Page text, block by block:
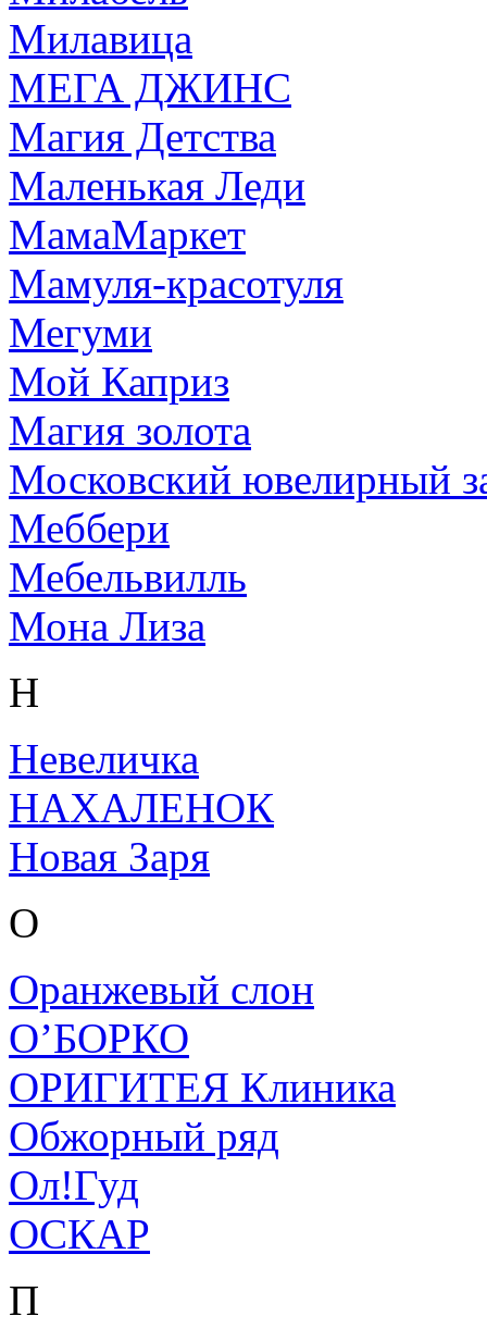
Милавица
МЕГА ДЖИНС
Магия Детства
Маленькая Леди
МамаМаркет
Мамуля-красотуля
Мегуми
Мой Каприз
Магия золота
Московский ювелирный
Меббери
Мебельвилль
Мона Лиза
Н
Невеличка
НАХАЛЕНОК
Новая Заря
О
Оранжевый слон
О’БОРКО
ОРИГИТЕЯ Клиника
Обжорный ряд
Ол!Гуд
ОСКАР
П